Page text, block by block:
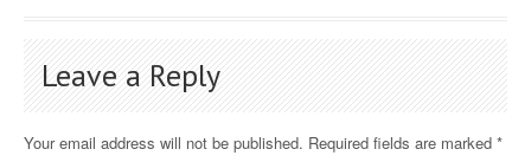
Leave a Reply
Your email address will not be published. Required fields are marked *